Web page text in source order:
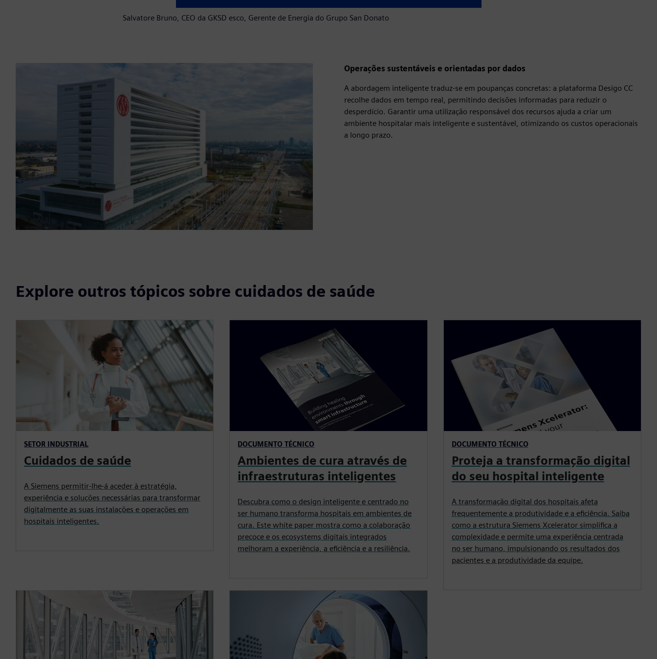
Salvatore Bruno, CEO da GKSD esco, Gerente de Energia do Grupo San Donato
Operações sustentáveis e orientadas por dados
A abordagem inteligente traduz-se em poupanças concretas: a plataforma Desigo CC
recolhe dados em tempo real, permitindo decisões informadas para reduzir o
desperdício. Garantir uma utilização responsável dos recursos ajuda a criar um
ambiente hospitalar mais inteligente e sustentável, otimizando os custos operacionais
a longo prazo.
Explore outros tópicos sobre cuidados de saúde
SETOR INDUSTRIAL
Cuidados de saúde
A Siemens permitir-lhe-á aceder à estratégia,
experiência e soluções necessárias para transformar
digitalmente as suas instalações e operações em
hospitais inteligentes.
DOCUMENTO TÉCNICO
Ambientes de cura através de
infraestruturas inteligentes
Descubra como o design inteligente e centrado no
ser humano transforma hospitais em ambientes de
cura. Este white paper mostra como a colaboração
precoce e os ecosystems digitais integrados
melhoram a experiência, a eficiência e a resiliência.
DOCUMENTO TÉCNICO
Proteja a transformação digital
do seu hospital inteligente
A transformação digital dos hospitais afeta
frequentemente a produtividade e a eficiência. Saiba
como a estrutura Siemens Xcelerator simplifica a
complexidade e permite uma experiência centrada
no ser humano, impulsionando os resultados dos
pacientes e a produtividade da equipe.